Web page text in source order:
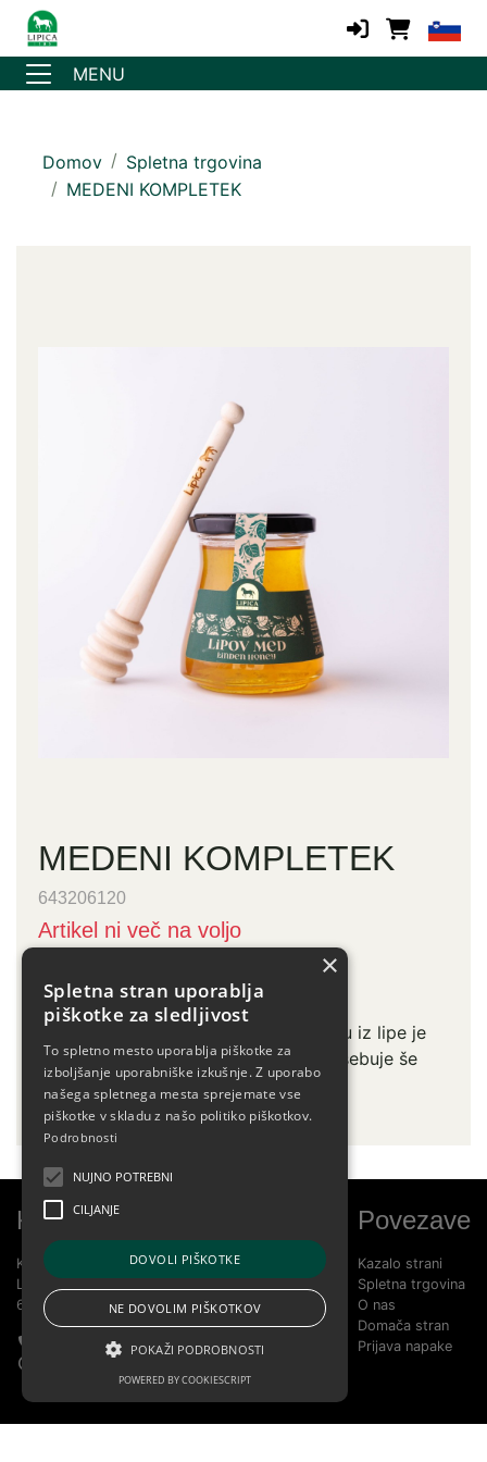
MENU
Domov
Spletna trgovina
MEDENI KOMPLETEK
MEDENI KOMPLETEK
643206120
Artikel ni več na voljo
Za lažje uživanje v sladkobnosti medu iz lipe je
pripravljen komplet, ki poleg medu vsebuje še
leseno žličko.
Kontakt
KOBILARNA LIPICA D.O.O.
LIPICA 5
6210 SEŽANA
+386 5 739 1580
Povezave
Kazalo strani
Spletna trgovina
O nas
Domača stran
Prijava napake
×
Spletna stran uporablja
piškotke za sledljivost
To spletno mesto uporablja piškotke za
izboljšanje uporabniške izkušnje. Z uporabo
našega spletnega mesta sprejemate vse
piškotke v skladu z našo politiko piškotkov.
Podrobnosti
NUJNO POTREBNI
CILJANJE
DOVOLI PIŠKOTKE
NE DOVOLIM PIŠKOTKOV
POKAŽI PODROBNOSTI
POWERED BY COOKIESCRIPT